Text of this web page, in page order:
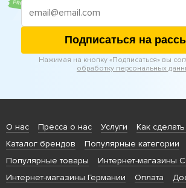
Подписаться на
Нажимая на кнопку «Подписаться» вы
обработку персональных
О нас Пресса о нас Услуги
Как
Каталог брендов
Популярные категории
Популярные товары
Интернет-магазины
Интернет-магазины Германии
Оплата